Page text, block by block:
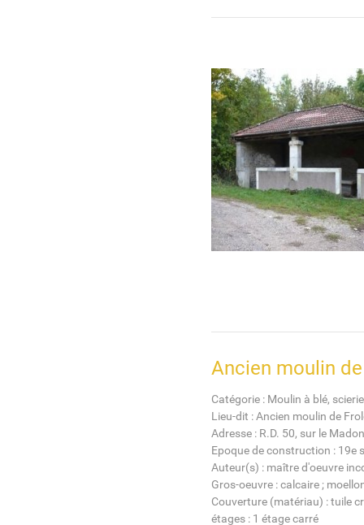
Ancien moulin
Catégorie : Moulin à blé, scierie
Lieu-dit : Ancien moulin de
Adresse : R.D. 50, sur le Madon
Epoque de construction : 19e
Auteur(s) : maître d'oeuvre
Gros-oeuvre : calcaire ;
Couverture (matériau) : tuile
étages : 1 étage carré